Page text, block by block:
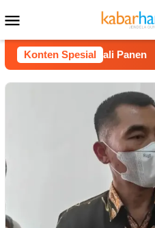
ke
kontenMobile
Konten Spesial
Juta Sekali Panen